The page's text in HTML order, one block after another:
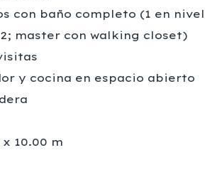
con baño completo (1 en nivel
master con walking closet)
y cocina en espacio abierto
x 10.00 m